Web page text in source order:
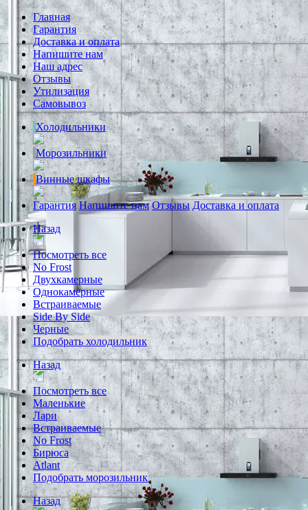
Главная
Гарантия
Доставка и оплата
Напишите нам
Наш адрес
Отзывы
Утилизация
Самовывоз
Холодильники
Морозильники
Винные шкафы
Гарантия Напишите нам Отзывы Доставка и оплата
Назад
Посмотреть все
No Frost
Двухкамерные
Однокамерные
Встраиваемые
Side By Side
Черные
Подобрать холодильник
Назад
Посмотреть все
Маленькие
Лари
Встраиваемые
No Frost
Бирюса
Atlant
Подобрать морозильник
Назад